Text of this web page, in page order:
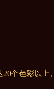
个色彩以上。